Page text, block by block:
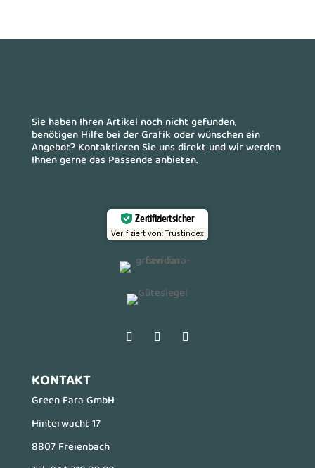
Sie haben Ihren Artikel noch nicht gefunden,
benötigen Hilfe bei der Grafik oder wünschen ein
Angebot? Kontaktieren Sie uns direkt und wir werden
Ihnen gerne das Passende anbieten.
Zertifiziert sicher
Verifiziert von: Trustindex
KONTAKT
Green Fara GmbH
Hinterwacht 17
8807 Freienbach